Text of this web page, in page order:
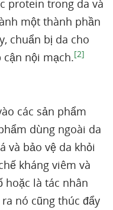
protein trong da và
một thành phần
chuẩn bị da cho
nội mạch.[2]
các sản phẩm
dùng ngoài da
và bảo vệ da khỏi
kháng viêm và
hoặc là tác nhân
nó cũng thúc đẩy